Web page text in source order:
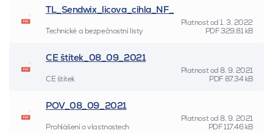
TL_Sendwix_licova_cihla_NF_
Platnost od1. 3. 2022
Technické a bezpečnostní listy
PDF 329.81 kB
CE štítek_08_09_2021
Platnost od8. 9. 2021
CE štítek
PDF87.34 kB
POV_08_09_2021
Platnost od8. 9. 2021
Prohlášení o vlastnostech
PDF117.46 kB